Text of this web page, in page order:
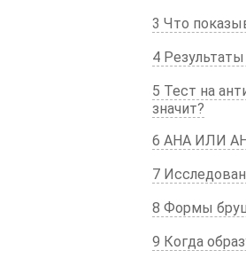
3 Что
4 Результаты
5 Тест на
значит?
6 АНА ИЛИ
7
8 Формы
9 Когда